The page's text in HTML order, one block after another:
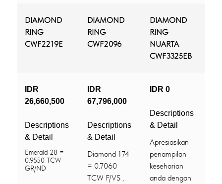
DIAMOND
RING
CWF2219E
DIAMOND
RING
CWF2096
DIAMOND
RING
NUARTA
CWF3325EB
IDR
26,660,500
Descriptions
& Detail
Emerald 28 =
0.9550 TCW
GR/ND
IDR
67,796,000
Descriptions
& Detail
Diamond 174
= 0.7060
TCW F/VS ,
IDR 0
Descriptions
& Detail
Apresiasikan
penampilan
keseharian
anda dengan